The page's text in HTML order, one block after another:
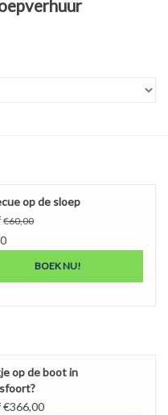
op de sloep
€60,00
BOEK NU!
op de boot in
€366,00